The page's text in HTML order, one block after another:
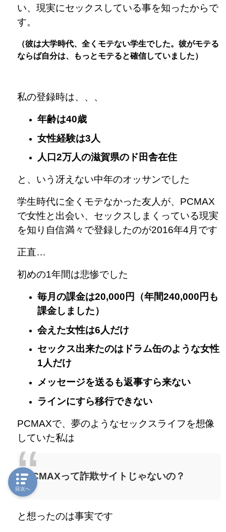
い、現実にセックスしている事を知ったからで
す。
（彼は大学時代、全くモテない学生でした。彼がモテる
ならば自分は、もっとモテると確信していました）
私の登録時は、、、
年齢は40歳
女性経験は3人
人口2万人の滋賀県のド田舎在住
と、いう冴えない中年のオッサンでした
学生時代に全くモテなかった友人が、PCMAX
で女性と出会い、セックスしまくっている現実
を知り自信満々で登録したのが2016年4月です
正直…
初めの1年間は悲惨でした
毎月の課金は20,000円（年間240,000円も
課金しました）
会えた女性は6人だけ
セックス出来たのはドラム缶のような女性
1人だけ
メッセージを送るも返事すら来ない
ラインにすら移行できない
PCMAXで、夢のようなセックスライフを想像
していた私は
PCMAXって詐欺サイトじゃないの？
と想ったのは事実です
目次へ